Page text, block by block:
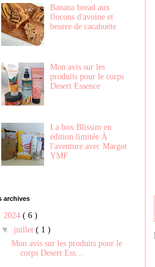
Banana bread aux
flocons d'avoine et
beurre de cacahuète
Mon avis sur les
produits pour le corps
Desert Essence
La box Blissim en
édition limitée À
l'aventure avec Margot
YMF
archives
2024 ( 6 )
▼ juillet ( 1 )
Mon avis sur les produits pour le
corps Desert Ess...